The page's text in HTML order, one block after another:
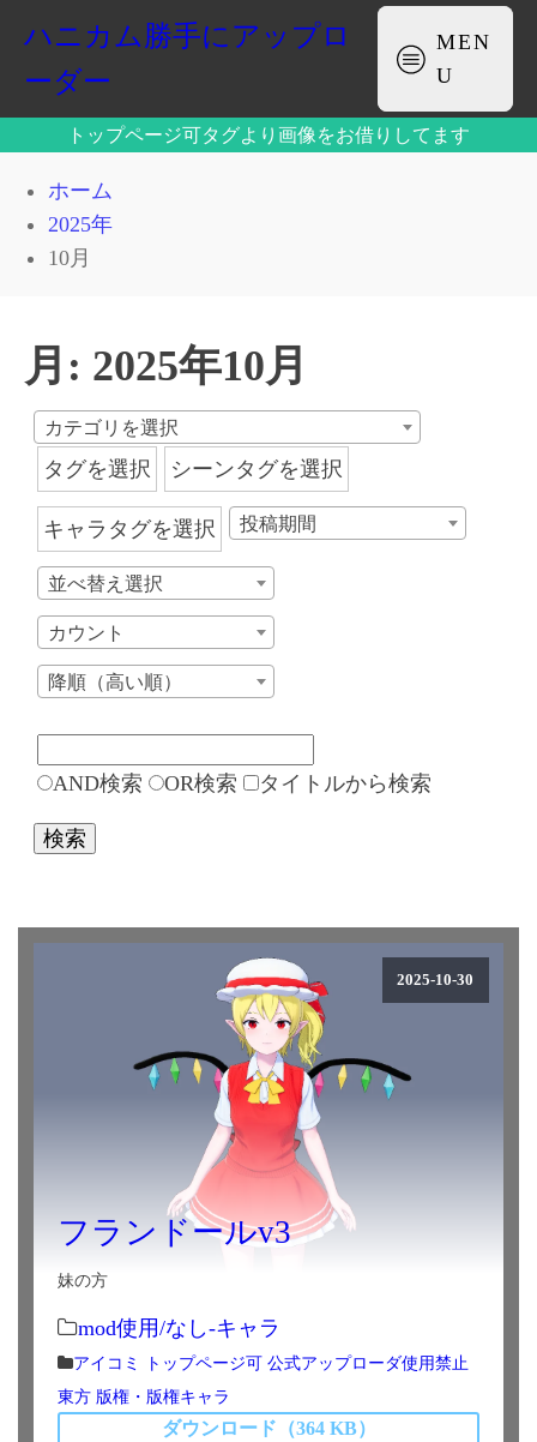
ハニカム勝手にアップロ
ーダー
MEN
U
トップページ可タグより画像をお借りしてます
ホーム
2025年
10月
月: 2025年10月
カテゴリを選択
タグを選択 シーンタグを選択
キャラタグを選択 投稿期間
並べ替え選択
カウント
降順（高い順）
AND検索 OR検索 タイトルから検索
検索
2025-10-30
フランドールv3
妹の方
mod使用/なし-キャラ
アイコミ トップページ可 公式アップローダ使用禁止
東方 版権・版権キャラ
ダウンロード（364 KB）